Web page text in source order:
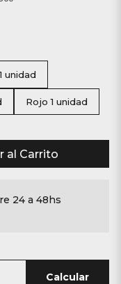
unidad
Rojo 1 unidad
al Carrito
24 a 48hs
Calcular